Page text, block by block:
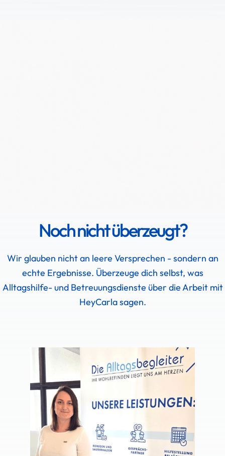
Noch nicht überzeugt?
Wir glauben nicht an leere Versprechen - sondern an
echte Ergebnisse. Überzeuge dich selbst, was
Alltagshilfe- und Betreuungsdienste über die Arbeit mit
HeyCarla sagen.